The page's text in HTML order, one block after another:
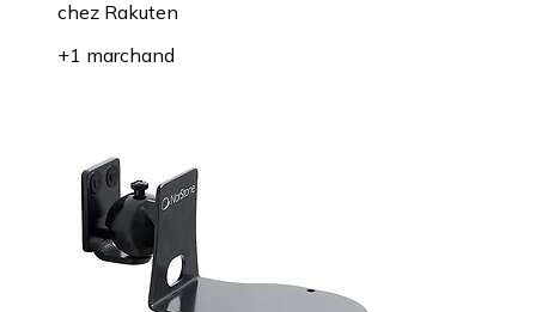
chez Rakuten
+1 marchand